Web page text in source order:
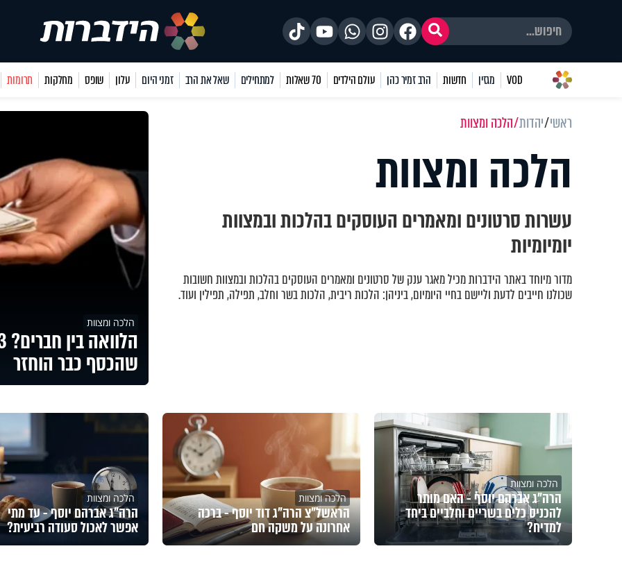
VOD מגזין חדשות הרב זמיר כהן עולם הילדים 70 שאלות למתחילים שאל את הרב זמני היום עלון שופס מחלקות תרומות
ראשי יהדות הלכה ומצוות
הלכה ומצוות
עשרות סרטונים ומאמרים העוסקים בהלכות ובמצוות
יומיומיות
מדור מיוחד באתר הידברות מכיל מאגר ענק של סרטונים ומאמרים העוסקים בהלכות ובמצוות חשובות
שכולנו חייבים לדעת וליישם בחיי היומיום, ביניהן: הלכות ריבית, הלכות בשר וחלב, תפילה, תפילין ועוד.
הלכה ומצוות
שהכסף כבר הוחזר
הלכה ומצוות
הרה"ג אברהם יוסף - האם מותר
להכניס כלים בשריים וחלביים ביחד
למדיח?
הלכה ומצוות
הראשל"צ הרה"ג דוד יוסף - ברכה
אחרונה על משקה חם
הלכה ומצוות
הרה"ג אברהם יוסף - עד מתי
אפשר לאכול סעודה רביעית?